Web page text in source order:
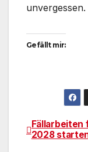
Gefällt mir:
Fällarbeiten
2028